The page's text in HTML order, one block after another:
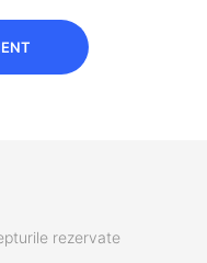
rezervate